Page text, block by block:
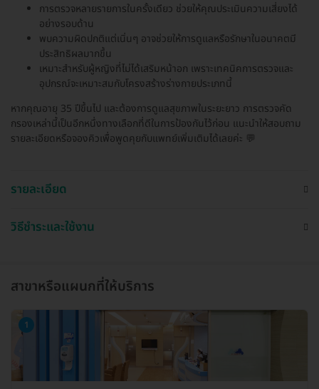
การตรวจหลายรายการในครั้งเดียว ช่วยให้คุณประเมินความเสี่ยงได้
อย่างรอบด้าน
พบความผิดปกติแต่เนิ่นๆ อาจช่วยให้การดูแลหรือรักษาในอนาคตมี
ประสิทธิผลมากขึ้น
เหมาะสำหรับผู้หญิงที่ไม่ได้เสริมหน้าอก เพราะเทคนิคการตรวจและ
อุปกรณ์จะเหมาะสมกับโครงสร้างร่างกายประเภทนี้
หากคุณอายุ 35 ปีขึ้นไป และต้องการดูแลสุขภาพในระยะยาว การตรวจคัด
กรองเหล่านี้เป็นอีกหนึ่งทางเลือกที่ดีในการป้องกันไว้ก่อน แนะนำให้สอบถาม
รายละเอียดหรือจองคิวเพื่อพูดคุยกับแพทย์เพิ่มเติมได้เลยค่ะ 💬
รายละเอียด
วิธีชำระและใช้งาน
สาขาหรือแผนกที่ให้บริการ
1